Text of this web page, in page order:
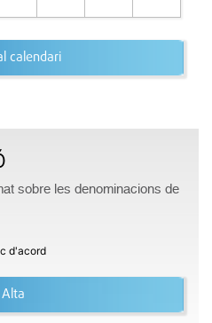
calendari
sobre les denominacions de
d'acord
Alta